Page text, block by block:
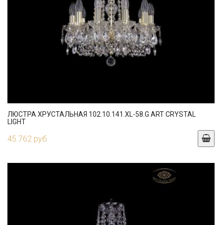
ЛЮСТРА ХРУСТАЛЬНАЯ 102.10.141.XL-58.G ART CRYSTAL
LIGHT
45 762 руб.